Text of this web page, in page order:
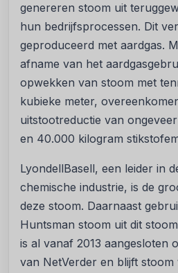
genereren stoom uit
hun bedrijfsprocessen. Dit
geproduceerd met aardgas.
afname van het
opwekken van stoom met
kubieke meter,
uitstootreductie van
en 40.000 kilogram
LyondellBasell, een leider in
chemische industrie, is de
deze stoom. Daarnaast
Huntsman stoom uit dit
is al vanaf 2013 aangesloten
van NetVerder en blijft stoom